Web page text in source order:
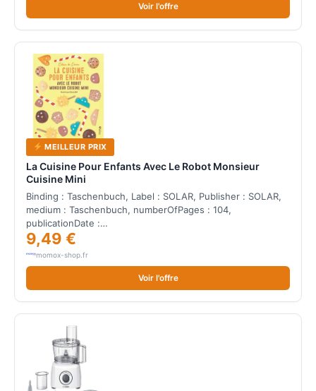
Voir l'offre
MEILLEUR PRIX
La Cuisine Pour Enfants Avec Le Robot Monsieur
Cuisine Mini
Binding : Taschenbuch, Label : SOLAR, Publisher : SOLAR,
medium : Taschenbuch, numberOfPages : 104,
publicationDate :…
9,49 €
momox-shop.fr
Voir l'offre